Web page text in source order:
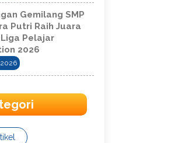
Gemilang SMP
Putri Raih Juara
Pelajar
2026